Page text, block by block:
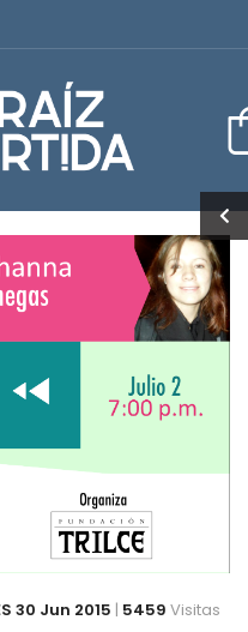
30 Jun 2015 | 5459 Visitas